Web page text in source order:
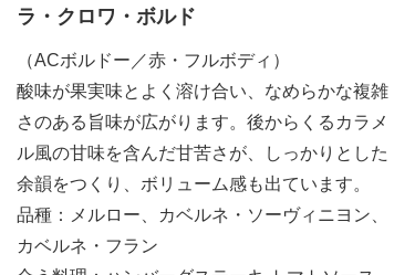
ラ・クロワ・ボルド
（ACボルドー／赤・フルボディ）
酸味が果実味とよく溶け合い、なめらかな複雑
さのある旨味が広がります。後からくるカラメ
ル風の甘味を含んだ甘苦さが、しっかりとした
余韻をつくり、ボリューム感も出ています。
品種：メルロー、カベルネ・ソーヴィニヨン、
カベルネ・フラン